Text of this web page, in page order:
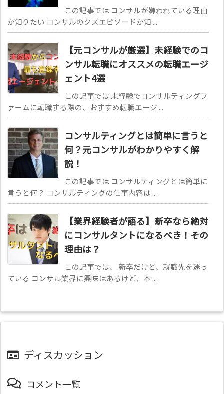
この記事では コンサルが嫌われている理由
が知りたい コンサルのクズエピソードが知 ...
【元コンサルが厳選】未経験でのコ
ンサル転職にオススメの転職エージ
ェント4選
この記事では 未経験でコンサルティングフ
ァームに転職する際の、おすすめ転職エージ ...
コンサルティングとは簡単に言うと
何？元コンサルがわかりやすく解
説！
この記事では コンサルティングとは簡単に
言うと何？ コンサルティングの仕事内容は ...
【業界経験者が語る】新卒なら絶対
にコンサルタントになるべき！その
理由は？
この記事では、 新卒だけど、就職先を迷っ
ている コンサル業界に興味はあるけど、本 ...
ディスカッション
コメント一覧